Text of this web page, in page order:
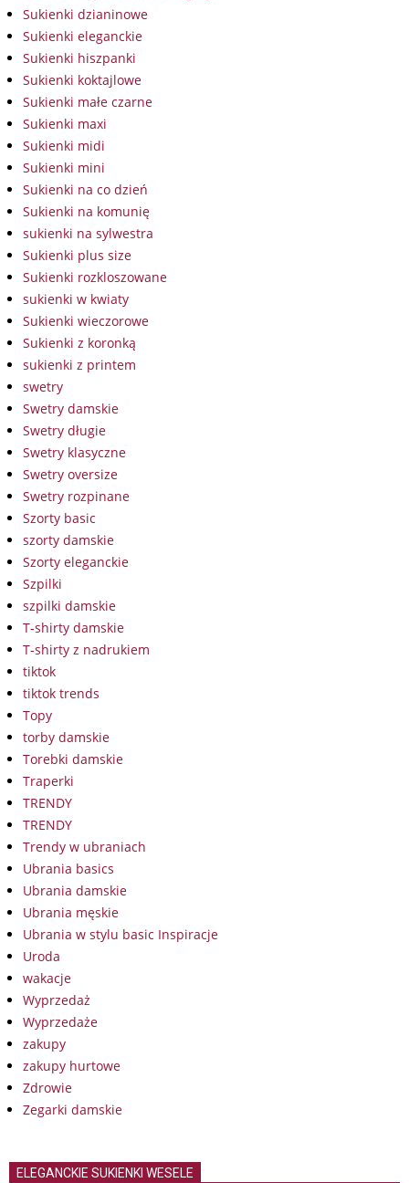
Sukienki dzianinowe
Sukienki eleganckie
Sukienki hiszpanki
Sukienki koktajlowe
Sukienki małe czarne
Sukienki maxi
Sukienki midi
Sukienki mini
Sukienki na co dzień
Sukienki na komunię
sukienki na sylwestra
Sukienki plus size
Sukienki rozkloszowane
sukienki w kwiaty
Sukienki wieczorowe
Sukienki z koronką
sukienki z printem
swetry
Swetry damskie
Swetry długie
Swetry klasyczne
Swetry oversize
Swetry rozpinane
Szorty basic
szorty damskie
Szorty eleganckie
Szpilki
szpilki damskie
T-shirty damskie
T-shirty z nadrukiem
tiktok
tiktok trends
Topy
torby damskie
Torebki damskie
Traperki
TRENDY
TRENDY
Trendy w ubraniach
Ubrania basics
Ubrania damskie
Ubrania męskie
Ubrania w stylu basic Inspiracje
Uroda
wakacje
Wyprzedaż
Wyprzedaże
zakupy
zakupy hurtowe
Zdrowie
Zegarki damskie
ELEGANCKIE SUKIENKI WESELE